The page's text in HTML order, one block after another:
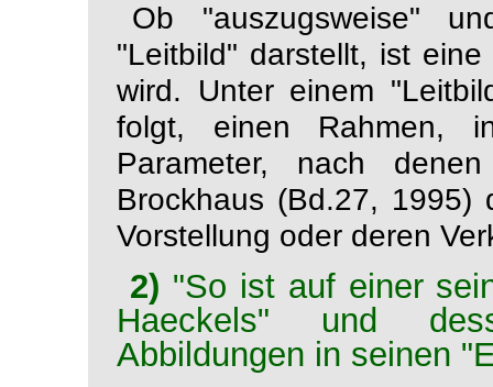
Ob "auszugsweise"
"Leitbild" darstellt, ist
wird. Unter einem
folgt, einen Rahmen,
Parameter, nach
Brockhaus (Bd.27,
Vorstellung oder deren
2) "So ist auf einer
Haeckels" und
Abbildungen in seinen